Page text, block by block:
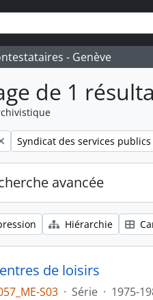
- Genève
de 1
Remove filter:
Syndicat des services publics
avancée
Hiérarchie
de loisirs
S03 · Série · 1975-